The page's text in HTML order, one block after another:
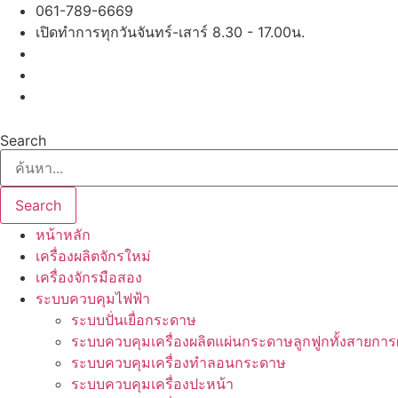
Skip
content
061-789-6669
เปิดทำการทุกวันจันทร์-เสาร์ 8.30 - 17.00น.
Search
Search
หน้าหลัก
เครื่องผลิตจักรใหม่
เครื่องจักรมือสอง
ระบบควบคุมไฟฟ้า
ระบบปั่นเยื่อกระดาษ
ระบบควบคุมเครื่องผลิตแผ่นกระดาษลูกฟูกทั้งสายกา
ระบบควบคุมเครื่องทำลอนกระดาษ
ระบบควบคุมเครื่องปะหน้า